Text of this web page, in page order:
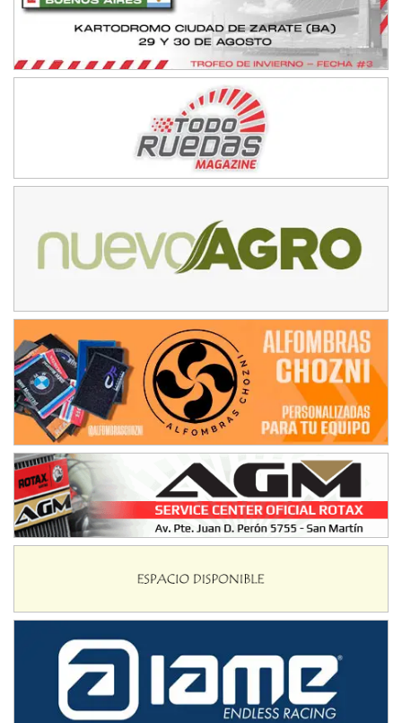
IAME SERIES ARGENTINA 6
Baradero (Buenos Aires)
Ciudad de Trenque Lauquen (Asfalto)
Trenque Lauquen (Buenos Aires)
ENTRERRIANO - F6 (POSTERGADA)
Parque de la Velocidad (Asfalto)
El Cerro (Tierra)
Victoria (Entre Ríos)
Moto Club Reginense (Tierra)
CSK - F7
Juventud Unida (Tierra)
Humboldt (Santa Fe)
NORESTE SANTAFESINO - F6
Ciudad de Avellaneda (Asfalto)
Avellaneda (Santa Fe)
SUR SANTAFESINO - F4
José Samuel Sánchez (Tierra)
Rufino (Santa Fe)